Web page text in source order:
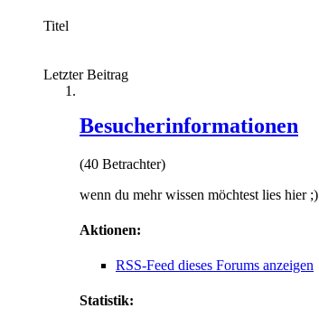
Titel
Letzter Beitrag
Besucherinformationen
(40 Betrachter)
wenn du mehr wissen möchtest lies hier ;)
Aktionen:
RSS-Feed dieses Forums anzeigen
Statistik: